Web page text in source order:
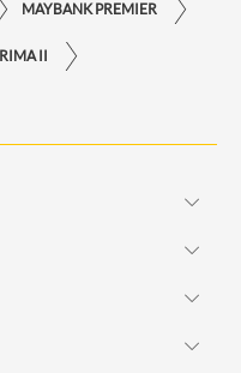
MAYBANK PREMIER
II